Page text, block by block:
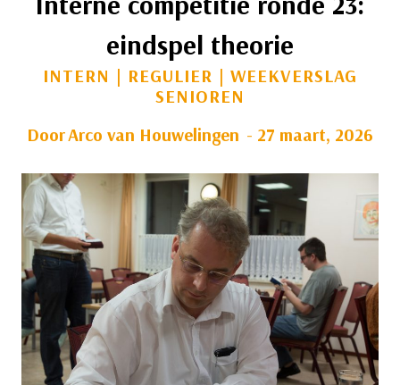
eindspel theorie
INTERN | REGULIER | WEEKVERSLAG
SENIOREN
DoorArco van Houwelingen 27 maart, 2026